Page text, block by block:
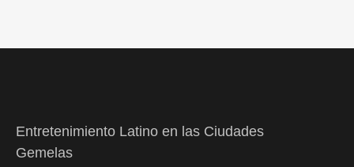
Entretenimiento Latino en las Ciudades
Gemelas